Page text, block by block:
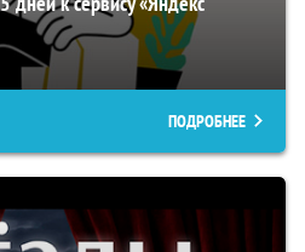
ПОДРОБНЕЕ